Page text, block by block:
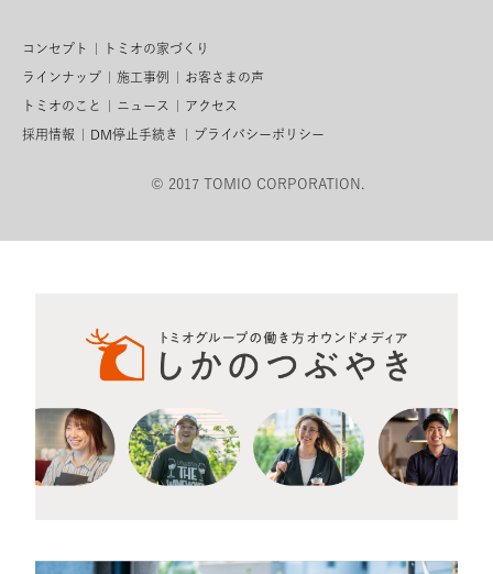
コンセプト トミオの家づくり
ラインナップ 施工事例 お客さまの声
トミオのこと ニュース アクセス
採用情報 DM停止手続き プライバシーポリシー
© 2017 TOMIO CORPORATION.